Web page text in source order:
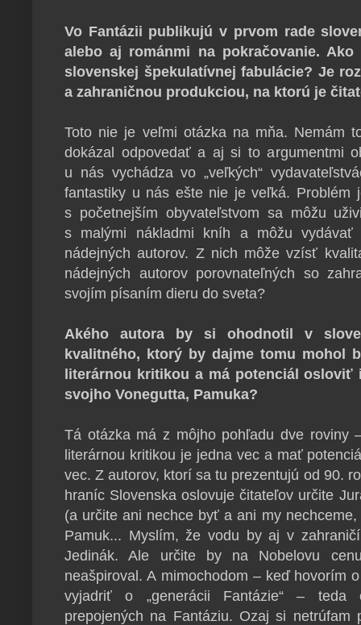
Vo Fantázii publikujú v prvom rade
alebo aj románmi na pokračovanie.
slovenskej špekulatívnej fabulácie? Je
a zahraničnou produkciou, na ktorú je
Toto nie je veľmi otázka na mňa. Nemám
dokázal odpovedať a aj si to argumentmi
u nás vychádza vo „veľkých“
fantastiky u nás ešte nie je veľká. Problém
s početnejším obyvateľstvom sa môžu
s malými nákladmi kníh a môžu vydávať
nádejných autorov. Z nich môže vzísť
nádejných autorov porovnateľných so
svojím písaním dieru do sveta?
Akého autora by si ohodnotil v
kvalitného, ktorý by dajme tomu mohol
literárnou kritikou a má potenciál osloviť
svojho Vonegutta, Pamuka?
Tá otázka má z môjho pohľadu dve roviny
literárnou kritikou je jedna vec a mať
vec. Z autorov, ktorí sa tu prezentujú od 90.
hraníc Slovenska oslovuje čitateľov určite
(a určite ani nechce byť a ani my
Pamuk... Myslím, že vodu by aj v
Jedinák. Ale určite by na Nobelovu
neašpiroval. A mimochodom – keď hovorím
vyjadriť o „generácii Fantázie“ – teda
prepojených na Fantáziu. Ozaj si netrúfam